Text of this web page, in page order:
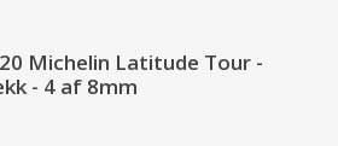
Michelin Latitude Tour -
- 4 af 8mm